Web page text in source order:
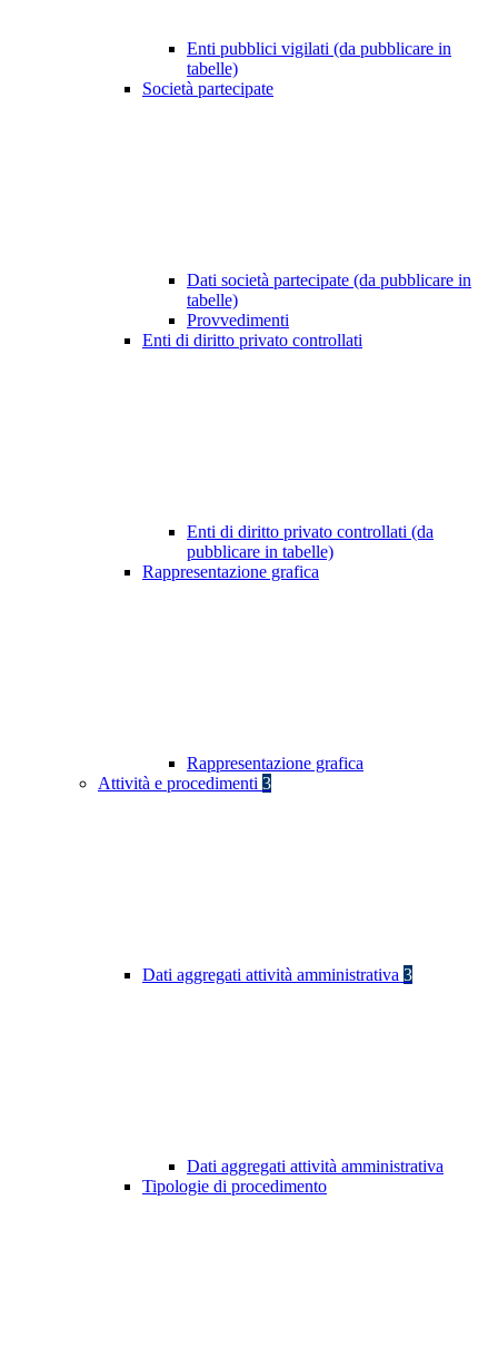
Enti pubblici vigilati (da pubblicare in
tabelle)
Società partecipate
Dati società partecipate (da pubblicare in
tabelle)
Provvedimenti
Enti di diritto privato controllati
Enti di diritto privato controllati (da
pubblicare in tabelle)
Rappresentazione grafica
Rappresentazione grafica
Attività e procedimenti 3
Dati aggregati attività amministrativa 3
Dati aggregati attività amministrativa
Tipologie di procedimento